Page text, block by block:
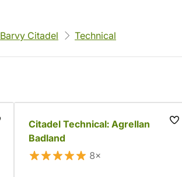
Barvy Citadel Technical
Citadel Technical: Agrellan
Badland
8×